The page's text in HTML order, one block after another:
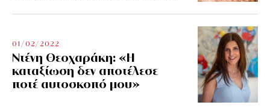
01/02/2022
Ντένη Θεοχαράκη: «Η
καταξίωση δεν αποτέλεσε
ποτέ αυτοσκοπό μου»